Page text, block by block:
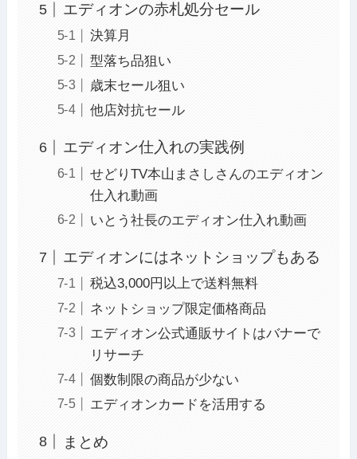
エディオンの赤札処分セール
決算月
型落ち品狙い
歳末セール狙い
他店対抗セール
エディオン仕入れの実践例
せどりTV本山まさしさんのエディオン
仕入れ動画
いとう社長のエディオン仕入れ動画
エディオンにはネットショップもある
税込3,000円以上で送料無料
ネットショップ限定価格商品
エディオン公式通販サイトはバナーで
リサーチ
個数制限の商品が少ない
エディオンカードを活用する
まとめ